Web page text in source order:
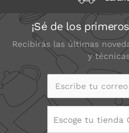
¡Sé de los
Recibirás las últimas
y
Escribe tu
Escoge tu tienda